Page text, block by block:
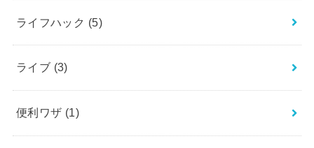
ライフハック (5)
ライブ (3)
便利ワザ (1)